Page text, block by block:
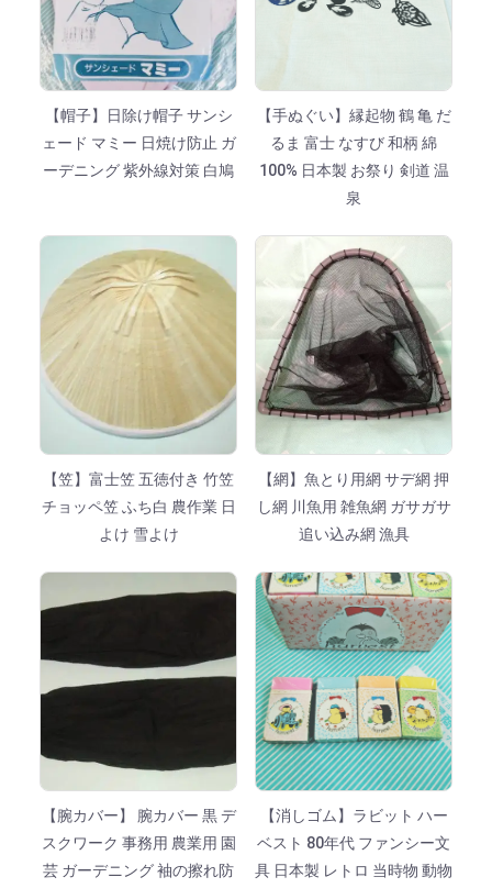
【帽子】日除け帽子 サンシ
ェード マミー 日焼け防止 ガ
ーデニング 紫外線対策 白鳩
【手ぬぐい】縁起物 鶴 亀 だ
るま 富士 なすび 和柄 綿
100% 日本製 お祭り 剣道 温
泉
【笠】富士笠 五徳付き 竹笠
チョッペ笠 ふち白 農作業 日
よけ 雪よけ
【網】魚とり用網 サデ網 押
し網 川魚用 雑魚網 ガサガサ
追い込み網 漁具
【腕カバー】 腕カバー 黒 デ
スクワーク 事務用 農業用 園
芸 ガーデニング 袖の擦れ防
【消しゴム】ラビット ハー
ベスト 80年代 ファンシー文
具 日本製 レトロ 当時物 動物